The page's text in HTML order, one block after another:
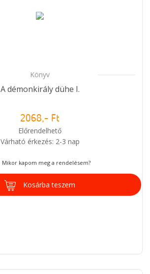
Könyv
A démonkirály dühe I.
2068,- Ft
Előrendelhető
Várható érkezés: 2-3 nap
Mikor kapom meg a rendelésem?
Kosárba teszem